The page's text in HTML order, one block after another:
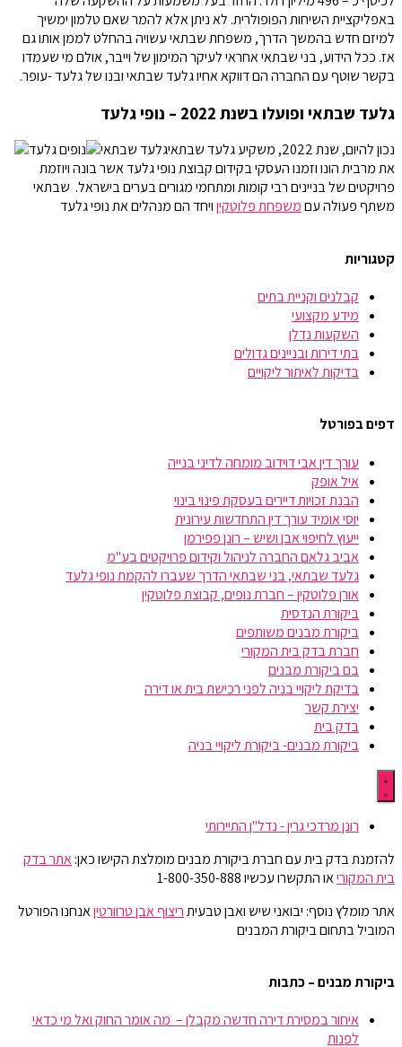
באפליקציית השיחות הפופולרית. לא ניתן אלא להמר שאם טלמון ימשיך
למיזם חדש בהמשך הדרך, משפחת שבתאי עשויה בהחלט לממן אותו גם
אז. ככל הידוע, בני שבתאי אחראי לעיקר המימון של וייבר, אולם מי שעמדו
בקשר שוטף עם החברה הם דווקא אחיו גלעד שבתאי ובנו של גלעד -עופר.
גלעד שבתאי ופועלו בשנת 2022 – נופי גלעד
נכון להיום, שנת 2022, משקיע גלעד שבתאי
את מרבית הונו וזמנו העסקי בקידום קבוצת נופי גלעד אשר בונה ויוזמת
פרויקטים של בניינים רבי קומות ומתחמי מגורים בערים בישראל. שבתאי
משתף פעולה עםמשפחת פלוטקיןויחד הם מנהלים את נופי גלעד
קטגוריות
קבלנים וקניית בתים
מידע מקצועי
השקעות נדלן
בתי דירות ובניינים גדולים
בדיקות לאיתור ליקויים
דפים בפורטל
עורך דין אבי דוידוב מומחה לדיני בנייה
איל אופק
הבנת זכויות דיירים בעסקת פינוי בינוי
יוסי אומיד עורך דין התחדשות עירונית
ייעוץ לחיפוי אבן ושיש – רונן פפירמן
אביב גלאם החברה לניהול וקידום פרויקטים בע"מ
גלעד שבתאי, בני שבתאי הדרך שעברו להקמת נופי גלעד
אורן פלוטקין – חברת נופים, קבוצת פלוטקין
ביקורת הנדסית
ביקורת מבנים משותפים
חברת בדק בית המקורי
בם ביקורת מבנים
בדיקת ליקויי בניה לפני רכישת בית או דירה
יצירת קשר
בדק בית
ביקורת מבנים- ביקורת ליקויי בניה
רונן מרדכי גרין - נדל"ן התיירותי
להזמנת בדק בית עם חברת ביקורת מבנים מומלצת הקישו כאן:אתר בדק
בית המקוריאו התקשרו עכשיו 1-800-350-888
אתר מומלץ נוסף: יבואני שיש ואבן טבעיתריצוף אבן טרוורטיןאנחנו הפורטל
המוביל בתחום ביקורת המבנים
ביקורת מבנים – כתבות
איחור במסירת דירה חדשה מקבלן – מה אומר החוק ואל מי כדאי
לפנות